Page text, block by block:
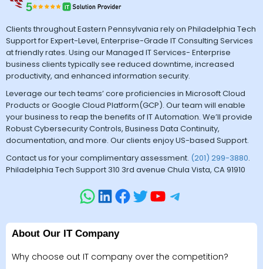
Clients throughout Eastern Pennsylvania rely on Philadelphia Tech
Support for Expert-Level, Enterprise-Grade IT Consulting Services
at friendly rates. Using our Managed IT Services- Enterprise
business clients typically see reduced downtime, increased
productivity, and enhanced information security.
Leverage our tech teams’ core proficiencies in Microsoft Cloud
Products or Google Cloud Platform(GCP). Our team will enable
your business to reap the benefits of IT Automation. We’ll provide
Robust Cybersecurity Controls, Business Data Continuity,
documentation, and more. Our clients enjoy US-based Support.
Contact us for your complimentary assessment. (201) 299-3880.
Philadelphia Tech Support 310 3rd avenue Chula Vista, CA 91910
About Our IT Company
Why choose out IT company over the competition?